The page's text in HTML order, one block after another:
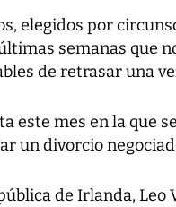
elegidos por
semanas que
de retrasar una
este mes en la que
un divorcio
de Irlanda, Leo